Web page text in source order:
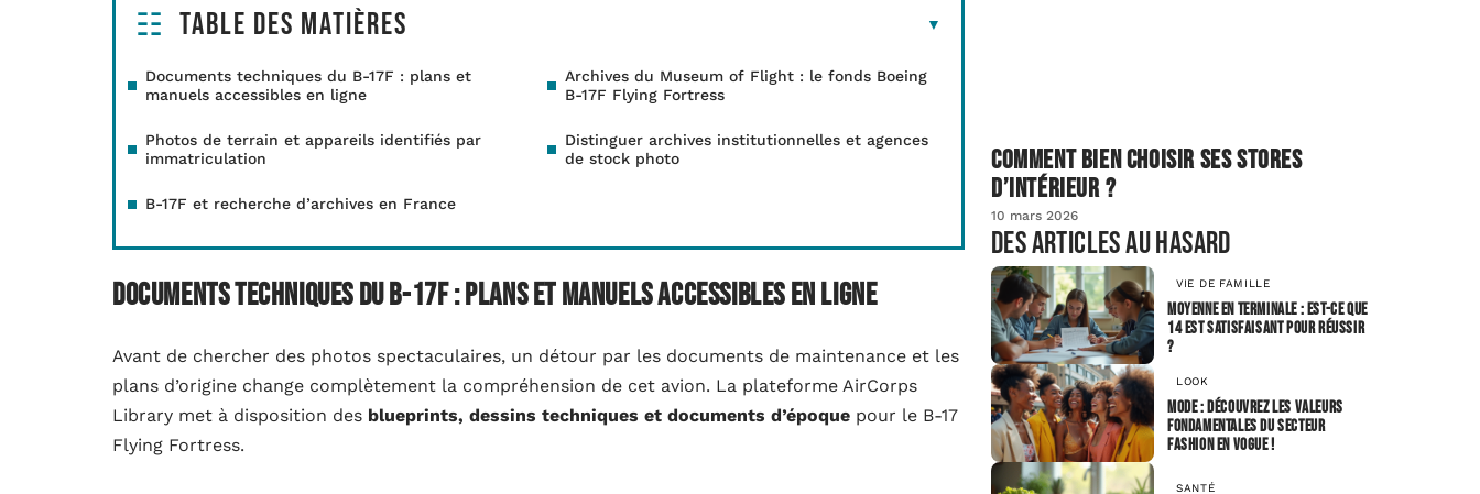
Table des matières
Documents techniques du B-17F : plans et
manuels accessibles en ligne
Archives du Museum of Flight : le fonds Boeing
B-17F Flying Fortress
Photos de terrain et appareils identifiés par
immatriculation
Distinguer archives institutionnelles et agences
de stock photo
B-17F et recherche d’archives en France
Documents techniques du B-17F : plans et manuels accessibles en ligne
Avant de chercher des photos spectaculaires, un détour par les documents de maintenance et les
plans d’origine change complètement la compréhension de cet avion. La plateforme AirCorps
Library met à disposition des blueprints, dessins techniques et documents d’époque pour le B-17
Flying Fortress.
Comment bien choisir ses stores
d’intérieur ?
10 mars 2026
Des articles au hasard
VIE DE FAMILLE
Moyenne en terminale : Est-ce que
14 est satisfaisant pour réussir
?
LOOK
Mode : découvrez les valeurs
fondamentales du secteur
fashion en vogue !
SANTÉ